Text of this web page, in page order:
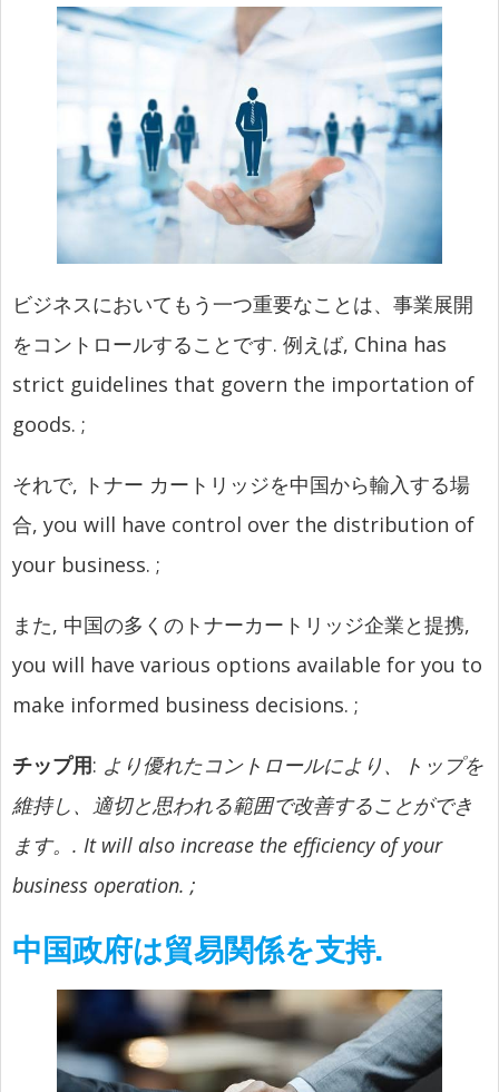
ビジネスにおいてもう一つ重要なことは、事業展開
をコントロールすることです. 例えば, China has
strict guidelines that govern the importation of
goods. ;
それで, トナー カートリッジを中国から輸入する場
合, you will have control over the distribution of
your business. ;
また, 中国の多くのトナーカートリッジ企業と提携,
you will have various options available for you to
make informed business decisions. ;
チップ用: より優れたコントロールにより、トップを
維持し、適切と思われる範囲で改善することができ
ます。. It will also increase the efficiency of your
business operation. ;
中国政府は貿易関係を支持.